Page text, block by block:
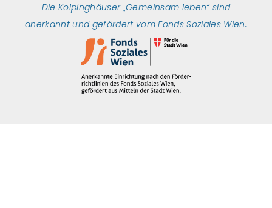
d
i
n
o
o
k
g
r
a
m
Die Kolpinghäuser „Gemeinsam leben“ sind
anerkannt und gefördert vom Fonds Soziales Wien.